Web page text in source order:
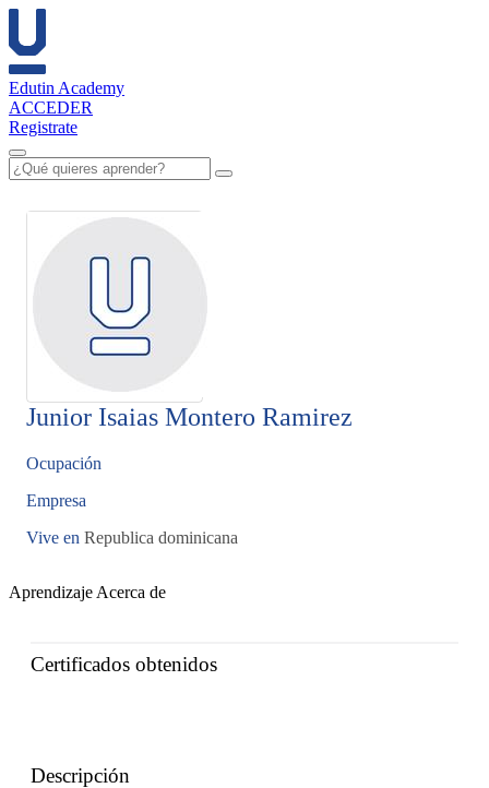
Edutin Academy
ACCEDER
Registrate
Junior Isaias Montero Ramirez
Ocupación
Empresa
Vive en Republica dominicana
Aprendizaje Acerca de
Certificados obtenidos
Descripción